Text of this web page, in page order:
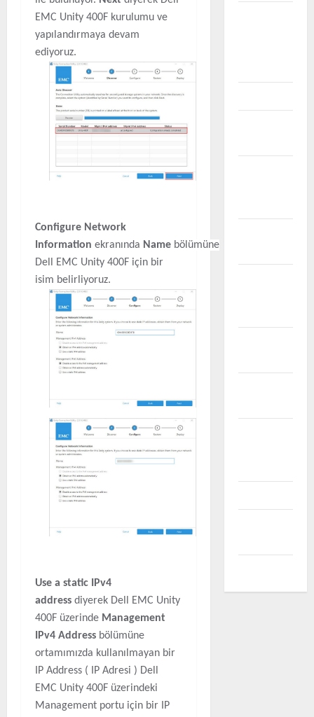
EMC Unity 400F kurulumu ve
yapılandırmaya devam
ediyoruz.
Configure Network
Information ekranında Name bölümüne
Dell EMC Unity 400F için bir
isim belirliyoruz.
Use a static IPv4
address diyerek Dell EMC Unity
400F üzerinde Management
IPv4 Address bölümüne
ortamımızda kullanılmayan bir
IP Address ( IP Adresi ) Dell
EMC Unity 400F üzerindeki
Management portu için bir IP